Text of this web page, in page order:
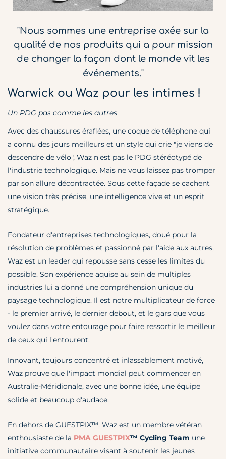
Warwick ou Waz pour les intimes !
Un PDG pas comme les autres
Avec des chaussures éraflées, une coque de téléphone qui
a connu des jours meilleurs et un style qui crie "je viens de
descendre de vélo", Waz n'est pas le PDG stéréotypé de
l'industrie technologique. Mais ne vous laissez pas tromper
par son allure décontractée. Sous cette façade se cachent
une vision très précise, une intelligence vive et un esprit
stratégique.
Fondateur d'entreprises technologiques, doué pour la
résolution de problèmes et passionné par l'aide aux autres,
Waz est un leader qui repousse sans cesse les limites du
possible. Son expérience aquise au sein de multiples
industries lui a donné une compréhension unique du
paysage technologique. Il est notre multiplicateur de force
- le premier arrivé, le dernier debout, et le gars que vous
voulez dans votre entourage pour faire ressortir le meilleur
de ceux qui l'entourent.
Innovant, toujours concentré et inlassablement motivé,
Waz prouve que l'impact mondial peut commencer en
Australie-Méridionale, avec une bonne idée, une équipe
solide et beaucoup d'audace.
En dehors de GUESTPIX™, Waz est un membre vétéran
enthousiaste de la PMA GUESTPIX™ Cycling Team une
initiative communautaire visant à soutenir les jeunes
"Nous sommes une entreprise axée sur la
qualité de nos produits qui a pour mission
de changer la façon dont le monde vit les
événements."